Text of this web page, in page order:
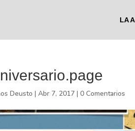
LA
Deusto |Abr 7, 2017 |0 Comentarios